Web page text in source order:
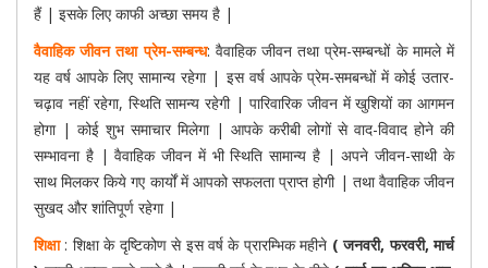
हैं | इसके लिए काफी अच्छा समय है |
वैवाहिक जीवन तथा प्रेम-सम्बन्ध: वैवाहिक जीवन तथा प्रेम-सम्बन्धों के मामले में
यह वर्ष आपके लिए सामान्य रहेगा | इस वर्ष आपके प्रेम-समबन्धों में कोई उतार-
चढ़ाव नहीं रहेगा, स्थिति सामन्य रहेगी | पारिवारिक जीवन में खुशियों का आगमन
होगा | कोई शुभ समाचार मिलेगा | आपके करीबी लोगों से वाद-विवाद होने की
सम्भावना है | वैवाहिक जीवन में भी स्थिति सामान्य है | अपने जीवन-साथी के
साथ मिलकर किये गए कार्यों में आपको सफलता प्राप्त होगी | तथा वैवाहिक जीवन
सुखद और शांतिपूर्ण रहेगा |
शिक्षा: शिक्षा के दृष्टिकोण से इस वर्ष के प्रारम्भिक महीने ( जनवरी, फरवरी, मार्च